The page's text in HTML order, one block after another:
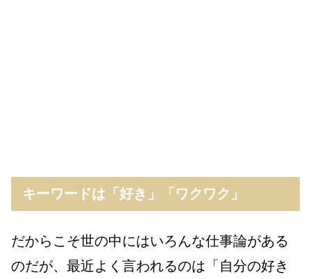
キーワードは「好き」「ワクワク」
だからこそ世の中にはいろんな仕事論がある
のだが、最近よく言われるのは「自分の好き